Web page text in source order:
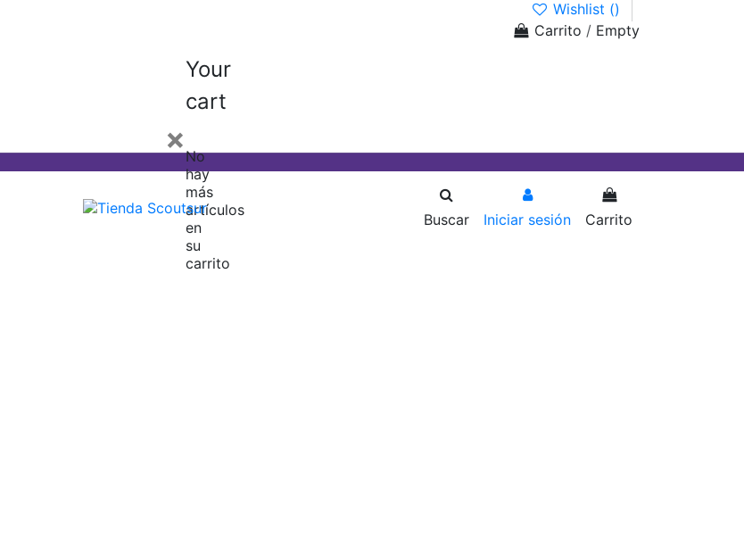
Wishlist ()
Carrito / Empty
Your
cart
×No
hay
más
artículos
en
su
carrito
Buscar Iniciar sesión
Carrito